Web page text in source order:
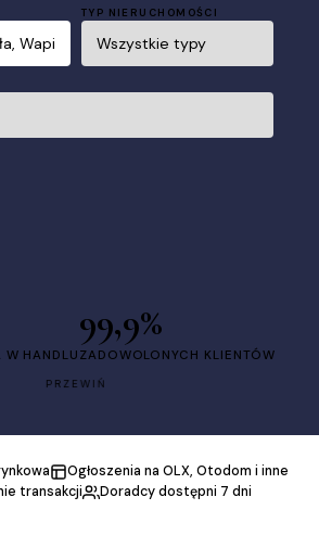
TYP NIERUCHOMOŚCI
W HANDLU
99,9%
ZADOWOLONYCH KLIENTÓW
PRZEWIŃ
Ogłoszenia na OLX, Otodom i inne
transakcji
Doradcy dostępni 7 dni